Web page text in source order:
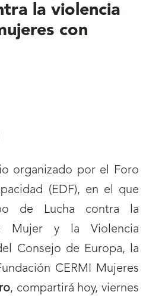
la violencia
con
organizado por el Foro
(EDF), en el que
de Lucha contra la
Mujer y la Violencia
Consejo de Europa, la
CERMI Mujeres
, compartirá hoy, viernes